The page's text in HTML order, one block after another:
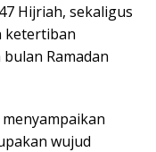
Hijriah, sekaligus
ketertiban
Ramadan
wujud